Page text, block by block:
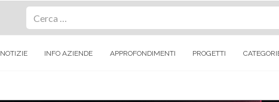
NOTIZIE INFO AZIENDE APPROFONDIMENTI PROGETTI